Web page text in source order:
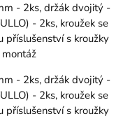
- 2ks, držák dvojitý -
- 2ks, kroužek se
příslušenství s kroužky
- 2ks, držák dvojitý -
- 2ks, kroužek se
příslušenství s kroužky